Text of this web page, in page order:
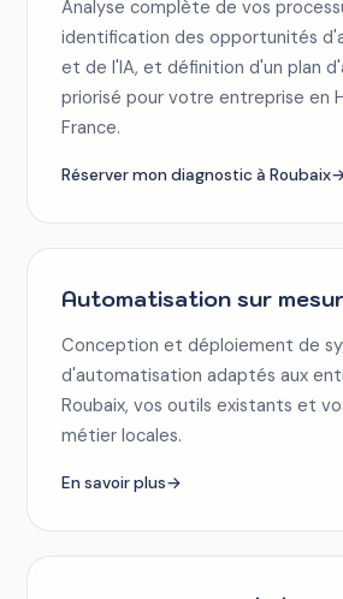
Analyse complète de vos
identification des opportunités
et de l'IA, et définition d'un plan
priorisé pour votre entreprise en
France.
Réserver mon diagnostic à Roubaix
Automatisation sur
Conception et déploiement de
d'automatisation adaptés aux
Roubaix, vos outils existants et
métier locales.
En savoir plus→